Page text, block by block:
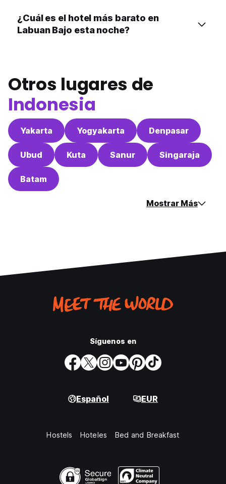
¿Cuál es el hotel más barato en
Labuan Bajo esta noche?
Otros lugares de
Indonesia
Yakarta Yogyakarta Denpasar
Ubud Kuta Sanur Singaraja
Batam
Mostrar Más
Síguenos en
Español EUR
Hostels Hoteles Bed and Breakfast